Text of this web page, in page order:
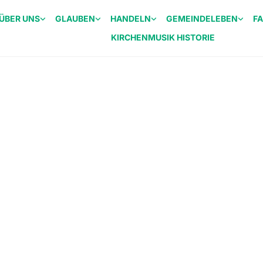
UNS GLAUBEN HANDELN GEMEINDELEBEN
KIRCHENMUSIK HISTORIE